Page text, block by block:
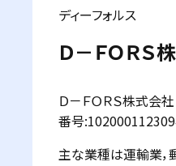
ディーフォルス
Ｄ－ＦＯＲＳ
Ｄ－ＦＯＲＳ株式会
番号
主な業種は運輸業，